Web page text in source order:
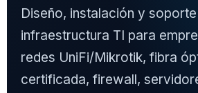
Diseño, instalación y
infraestructura TI para
redes UniFi/Mikrotik, fibra
certificada, firewall,